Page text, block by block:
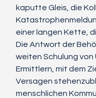
kaputte Gleis, die
einer langen Kette,
Die Antwort der
weiten Schulung
Ermittlern, mit dem
Versagen
menschlichen